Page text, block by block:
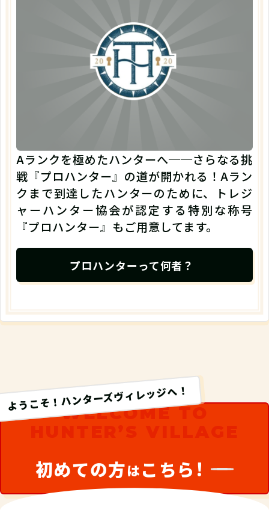
Aランクを極めたハンターへ──さらなる挑
戦『プロハンター』の道が開かれる！Aラン
クまで到達したハンターのために、トレジ
ャーハンター協会が認定する特別な称号
『プロハンター』もご用意してます。
プロハンターって何者？
ようこそ！ハンターズヴィレッジへ！
WELCOME TO
初めての方はこちら!